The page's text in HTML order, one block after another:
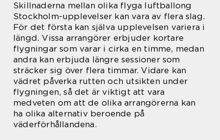
Skillnaderna mellan olika flyga luftballong
Stockholm-upplevelser kan vara av flera slag.
För det första kan själva upplevelsen variera i
längd. Vissa arrangörer erbjuder kortare
flygningar som varar i cirka en timme, medan
andra kan erbjuda längre sessioner som
sträcker sig över flera timmar. Vidare kan
vädret påverka rutten och utsikten under
flygningen, så det är viktigt att vara
medveten om att de olika arrangörerna kan
ha olika alternativ beroende på
väderförhållandena.